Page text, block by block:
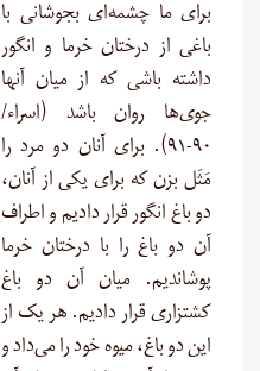
برای ما چشمه‌ای بجوشانی با
باغی از درختان خرما و انگور
داشته باشی که از میان آنها
جوی‌ها روان باشد (اسراء/
۹۰-۹۱). برای آنان دو مرد را
مَثَل بزن که برای یکی از آنان،
دو باغ انگور قرار دادیم و اطراف
آن دو باغ را با درختان خرما
پوشاندیم. میان آن دو باغ
کشتزاری قرار دادیم. هر یک از
این دو باغ، میوه خود را می‌داد و